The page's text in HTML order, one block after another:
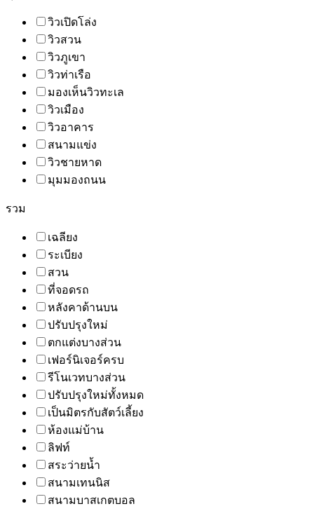
วิวเปิดโล่ง
วิวสวน
วิวภูเขา
วิวท่าเรือ
มองเห็นวิวทะเล
วิวเมือง
วิวอาคาร
สนามแข่ง
วิวชายหาด
มุมมองถนน
รวม
เฉลียง
ระเบียง
สวน
ที่จอดรถ
หลังคาด้านบน
ปรับปรุงใหม่
ตกแต่งบางส่วน
เฟอร์นิเจอร์ครบ
รีโนเวทบางส่วน
ปรับปรุงใหม่ทั้งหมด
เป็นมิตรกับสัตว์เลี้ยง
ห้องแม่บ้าน
ลิฟท์
สระว่ายน้ำ
สนามเทนนิส
สนามบาสเกตบอล